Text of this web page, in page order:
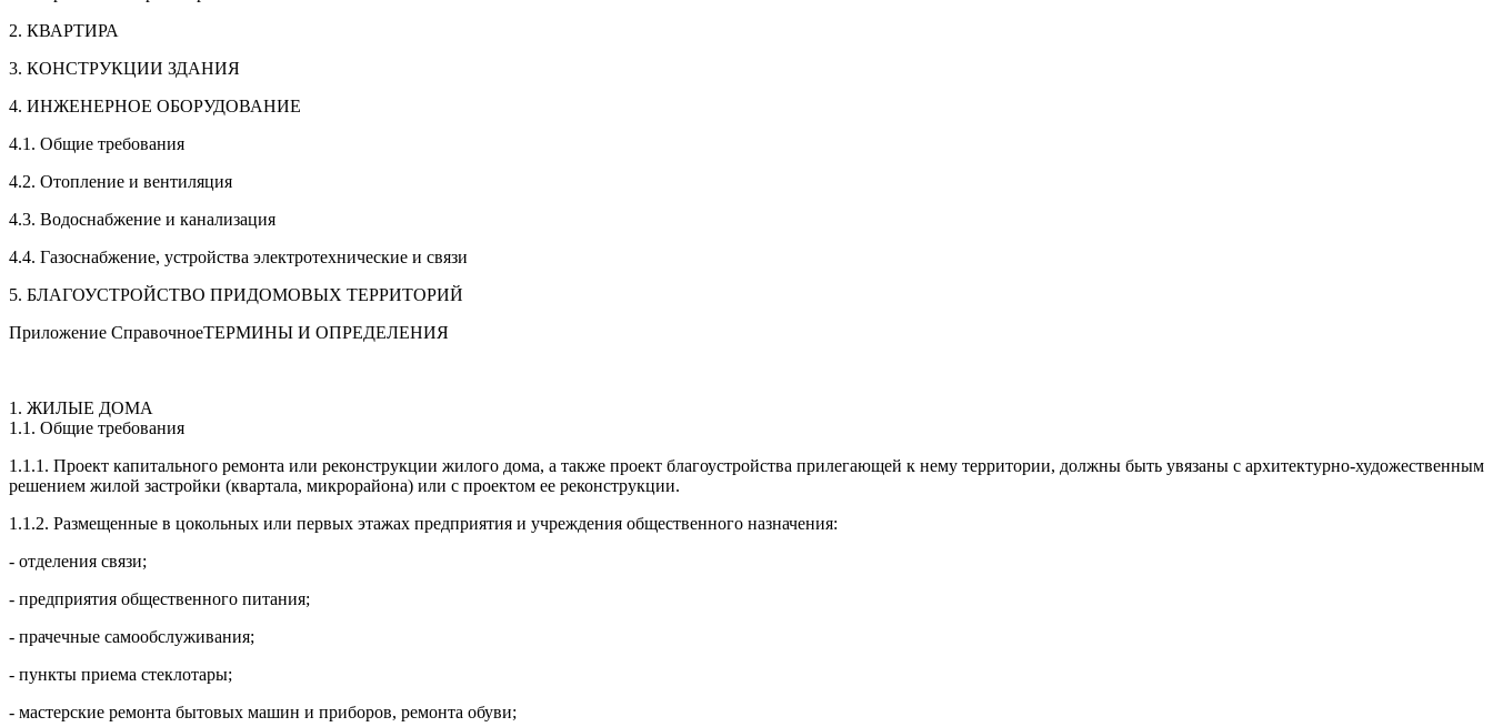
2. КВАРТИРА
3. КОНСТРУКЦИИ ЗДАНИЯ
4. ИНЖЕНЕРНОЕ ОБОРУДОВАНИЕ
4.1. Общие требования
4.2. Отопление и вентиляция
4.3. Водоснабжение и канализация
4.4. Газоснабжение, устройства электротехнические и связи
5. БЛАГОУСТРОЙСТВО ПРИДОМОВЫХ ТЕРРИТОРИЙ
Приложение СправочноеТЕРМИНЫ И ОПРЕДЕЛЕНИЯ
1. ЖИЛЫЕ ДОМА
1.1. Общие требования
1.1.1. Проект капитального ремонта или реконструкции жилого дома, а также проект благоустройства прилегающей к нему территории, должны быть увязаны с архитектурно-художественным
решением жилой застройки (квартала, микрорайона) или с проектом ее реконструкции.
1.1.2. Размещенные в цокольных или первых этажах предприятия и учреждения общественного назначения:
- отделения связи;
- предприятия общественного питания;
- прачечные самообслуживания;
- пункты приема стеклотары;
- мастерские ремонта бытовых машин и приборов, ремонта обуви;